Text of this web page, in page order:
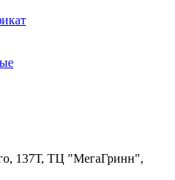
137Т, ТЦ "МегаГринн",